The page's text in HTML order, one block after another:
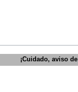
¡Cuidado, aviso